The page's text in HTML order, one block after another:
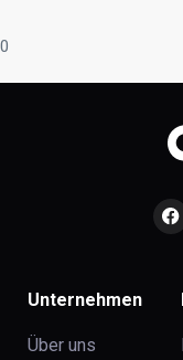
0
Unternehmen
Über uns